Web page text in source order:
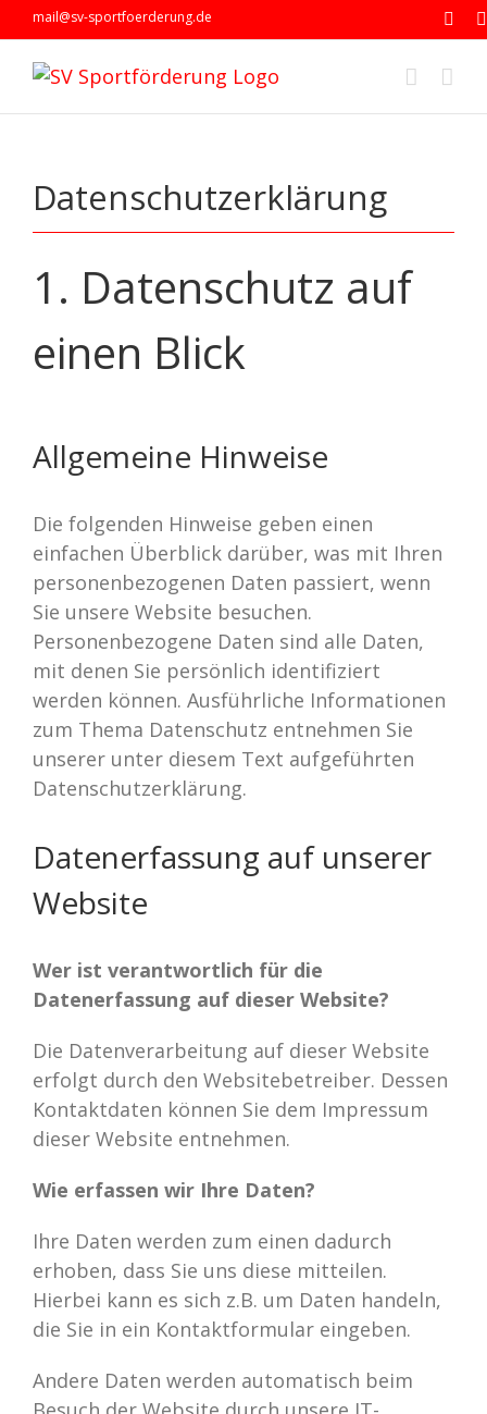
Zum
Inhalt
springen
mail@sv-sportfoerderung.de
Datenschutzerklärung
1. Datenschutz auf
einen Blick
Allgemeine Hinweise
Die folgenden Hinweise geben einen
einfachen Überblick darüber, was mit Ihren
personenbezogenen Daten passiert, wenn
Sie unsere Website besuchen.
Personenbezogene Daten sind alle Daten,
mit denen Sie persönlich identifiziert
werden können. Ausführliche Informationen
zum Thema Datenschutz entnehmen Sie
unserer unter diesem Text aufgeführten
Datenschutzerklärung.
Datenerfassung auf unserer
Website
Wer ist verantwortlich für die
Datenerfassung auf dieser Website?
Die Datenverarbeitung auf dieser Website
erfolgt durch den Websitebetreiber. Dessen
Kontaktdaten können Sie dem Impressum
dieser Website entnehmen.
Wie erfassen wir Ihre Daten?
Ihre Daten werden zum einen dadurch
erhoben, dass Sie uns diese mitteilen.
Hierbei kann es sich z.B. um Daten handeln,
die Sie in ein Kontaktformular eingeben.
Andere Daten werden automatisch beim